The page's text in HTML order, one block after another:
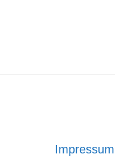
Impressum